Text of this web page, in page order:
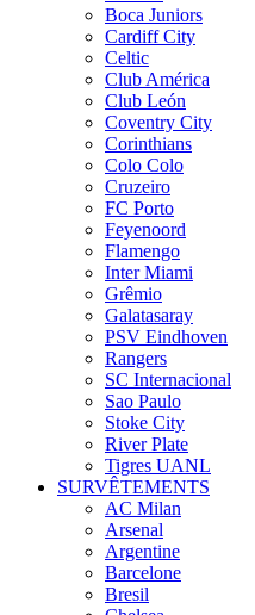
Boca Juniors
Cardiff City
Celtic
Club América
Club León
Coventry City
Corinthians
Colo Colo
Cruzeiro
FC Porto
Feyenoord
Flamengo
Inter Miami
Grêmio
Galatasaray
PSV Eindhoven
Rangers
SC Internacional
Sao Paulo
Stoke City
River Plate
Tigres UANL
SURVÊTEMENTS
AC Milan
Arsenal
Argentine
Barcelone
Bresil